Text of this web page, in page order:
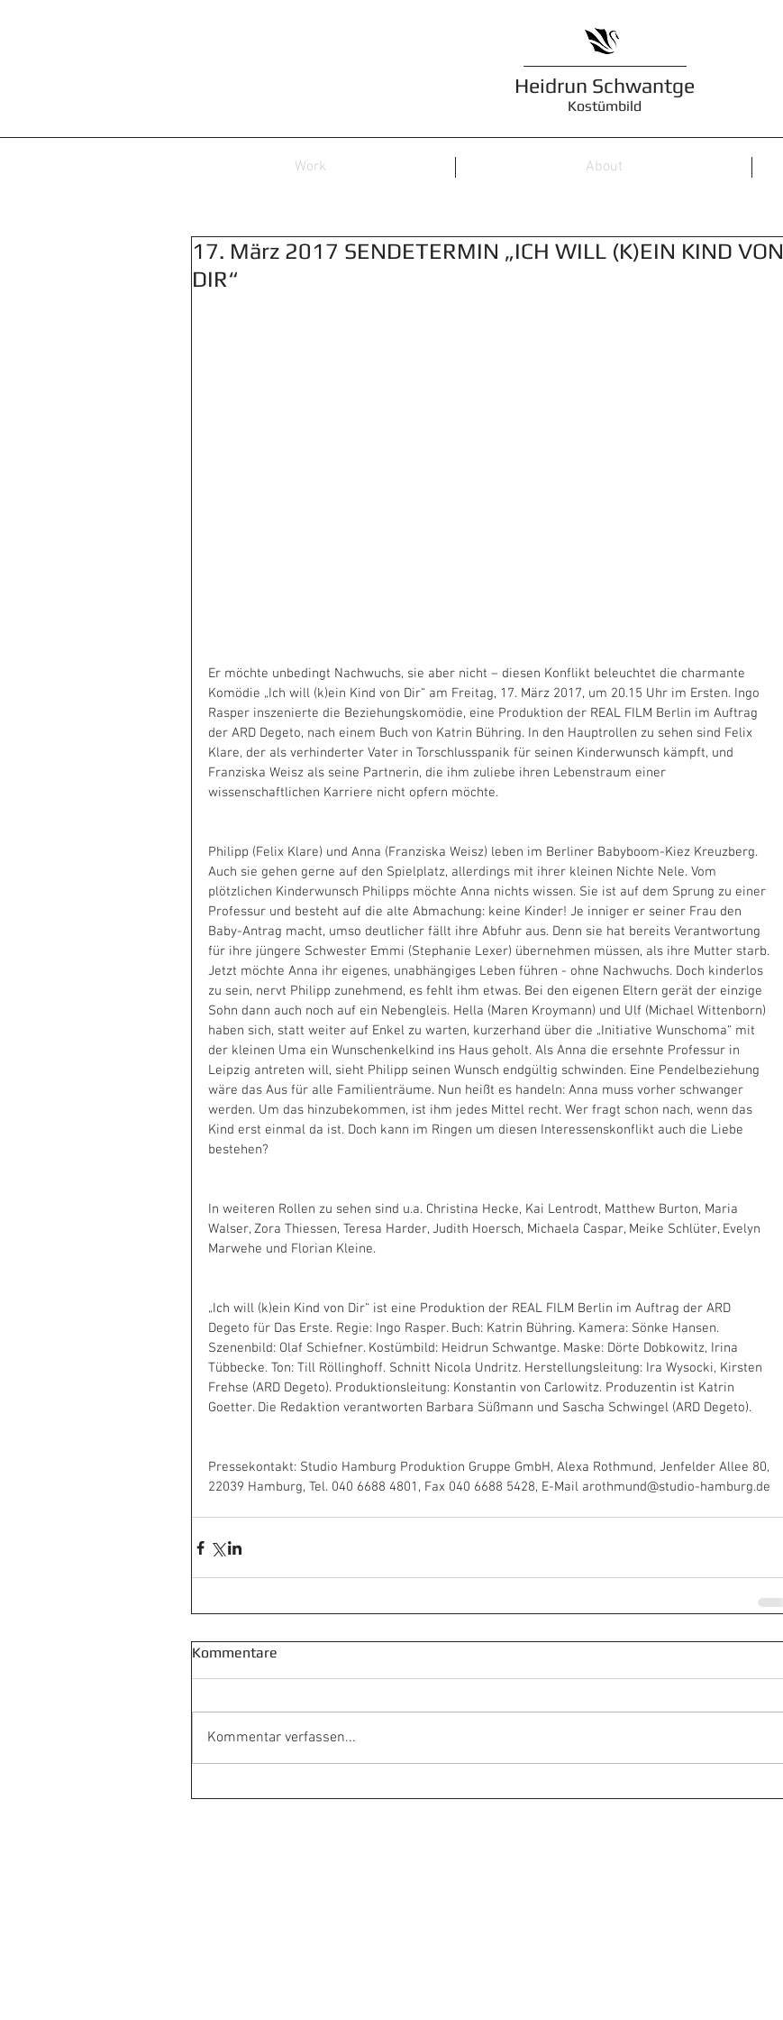
Heidrun Schwantge
Kostümbild
Work About
17. März 2017 SENDETERMIN „ICH WILL (K)EIN KIND VON
DIR“
Er möchte unbedingt Nachwuchs, sie aber nicht – diesen Konflikt beleuchtet die charmante
Komödie „Ich will (k)ein Kind von Dir“ am Freitag, 17. März 2017, um 20.15 Uhr im Ersten. Ingo
Rasper inszenierte die Beziehungskomödie, eine Produktion der REAL FILM Berlin im Auftrag
der ARD Degeto, nach einem Buch von Katrin Bühring. In den Hauptrollen zu sehen sind Felix
Klare, der als verhinderter Vater in Torschlusspanik für seinen Kinderwunsch kämpft, und
Franziska Weisz als seine Partnerin, die ihm zuliebe ihren Lebenstraum einer
wissenschaftlichen Karriere nicht opfern möchte.
Philipp (Felix Klare) und Anna (Franziska Weisz) leben im Berliner Babyboom-Kiez Kreuzberg.
Auch sie gehen gerne auf den Spielplatz, allerdings mit ihrer kleinen Nichte Nele. Vom
plötzlichen Kinderwunsch Philipps möchte Anna nichts wissen. Sie ist auf dem Sprung zu einer
Professur und besteht auf die alte Abmachung: keine Kinder! Je inniger er seiner Frau den
Baby-Antrag macht, umso deutlicher fällt ihre Abfuhr aus. Denn sie hat bereits Verantwortung
für ihre jüngere Schwester Emmi (Stephanie Lexer) übernehmen müssen, als ihre Mutter starb.
Jetzt möchte Anna ihr eigenes, unabhängiges Leben führen - ohne Nachwuchs. Doch kinderlos
zu sein, nervt Philipp zunehmend, es fehlt ihm etwas. Bei den eigenen Eltern gerät der einzige
Sohn dann auch noch auf ein Nebengleis. Hella (Maren Kroymann) und Ulf (Michael Wittenborn)
haben sich, statt weiter auf Enkel zu warten, kurzerhand über die „Initiative Wunschoma“ mit
der kleinen Uma ein Wunschenkelkind ins Haus geholt. Als Anna die ersehnte Professur in
Leipzig antreten will, sieht Philipp seinen Wunsch endgültig schwinden. Eine Pendelbeziehung
wäre das Aus für alle Familienträume. Nun heißt es handeln: Anna muss vorher schwanger
werden. Um das hinzubekommen, ist ihm jedes Mittel recht. Wer fragt schon nach, wenn das
Kind erst einmal da ist. Doch kann im Ringen um diesen Interessenskonflikt auch die Liebe
bestehen?
In weiteren Rollen zu sehen sind u.a. Christina Hecke, Kai Lentrodt, Matthew Burton, Maria
Walser, Zora Thiessen, Teresa Harder, Judith Hoersch, Michaela Caspar, Meike Schlüter, Evelyn
Marwehe und Florian Kleine.
„Ich will (k)ein Kind von Dir“ ist eine Produktion der REAL FILM Berlin im Auftrag der ARD
Degeto für Das Erste. Regie: Ingo Rasper. Buch: Katrin Bühring. Kamera: Sönke Hansen.
Szenenbild: Olaf Schiefner. Kostümbild: Heidrun Schwantge. Maske: Dörte Dobkowitz, Irina
Tübbecke. Ton: Till Röllinghoff. Schnitt Nicola Undritz. Herstellungsleitung: Ira Wysocki, Kirsten
Frehse (ARD Degeto). Produktionsleitung: Konstantin von Carlowitz. Produzentin ist Katrin
Goetter. Die Redaktion verantworten Barbara Süßmann und Sascha Schwingel (ARD Degeto).
Pressekontakt: Studio Hamburg Produktion Gruppe GmbH, Alexa Rothmund, Jenfelder Allee 80,
22039 Hamburg, Tel. 040 6688 4801, Fax 040 6688 5428, E-Mail arothmund@studio-hamburg.de
Kommentare
Kommentar verfassen...